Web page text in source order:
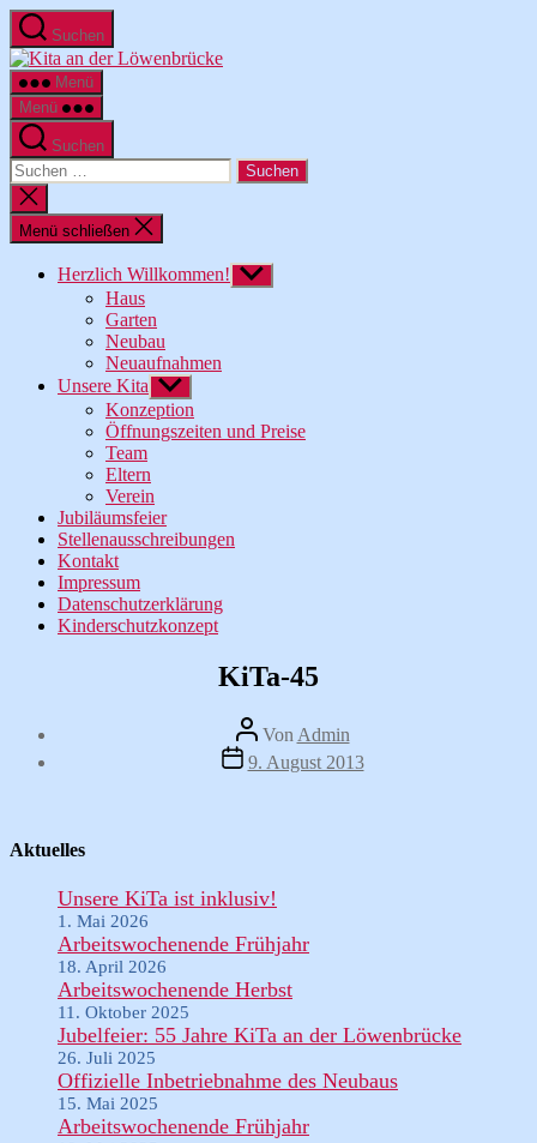
Zum
Inhalt
springen
Suchen
Kita
Menü
Menü
Suchen
Suche
nach:
Suche
schließen
Menü schließen
Herzlich Willkommen! Untermenü
anzeigen
Haus
Garten
Neubau
Neuaufnahmen
Unsere Kita Untermenü
anzeigen
Konzeption
Öffnungszeiten und Preise
Team
Eltern
Verein
Jubiläumsfeier
Stellenausschreibungen
Kontakt
Impressum
Datenschutzerklärung
Kinderschutzkonzept
KiTa-45
Beitragsautor
Von Admin
Veröffentlichungsdatum
9. August 2013
Aktuelles
Unsere KiTa ist inklusiv!
1. Mai 2026
Arbeitswochenende Frühjahr
18. April 2026
Arbeitswochenende Herbst
11. Oktober 2025
Jubelfeier: 55 Jahre KiTa an der Löwenbrücke
26. Juli 2025
Offizielle Inbetriebnahme des Neubaus
15. Mai 2025
Arbeitswochenende Frühjahr